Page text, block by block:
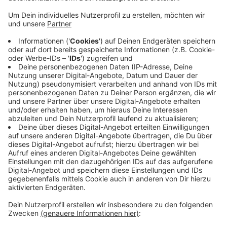
Anzeige
Dabei handelt es sich um ein gemeinsames Projekt der
Emmericher Werbegemeinschaft und der Interessen-
und Werbegemeinschaft Elten. Der Gutschein kann
demnach ab Novemner 2022 auch digital gekauft und
in Teilbeträgen ausgegeben werden. Aktuell gibt es 30
Händler im Emmericher Stadtgebiet, die den Gutschein
akzeptieren. Es sollen aber mehr werden. Die
Einkaufsgutscheine sind in den Beträgen von 10, 15, 25
und 50 Euro zu bekommen.
Anzeige